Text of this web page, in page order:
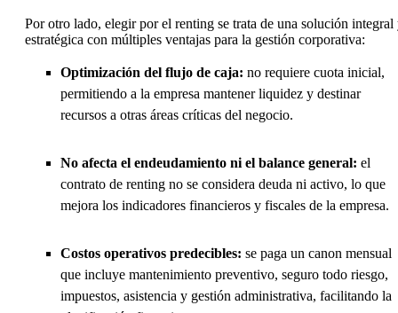
Por otro lado, elegir por el renting se trata de una solución integral
estratégica con múltiples ventajas para la gestión corporativa:
Optimización del flujo de caja: no requiere cuota inicial,
permitiendo a la empresa mantener liquidez y destinar
recursos a otras áreas críticas del negocio.
No afecta el endeudamiento ni el balance general: el
contrato de renting no se considera deuda ni activo, lo que
mejora los indicadores financieros y fiscales de la empresa.
Costos operativos predecibles: se paga un canon mensual
que incluye mantenimiento preventivo, seguro todo riesgo,
impuestos, asistencia y gestión administrativa, facilitando la